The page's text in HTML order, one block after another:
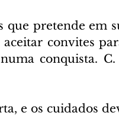
pretende em
convites
conquista.
e os cuidados